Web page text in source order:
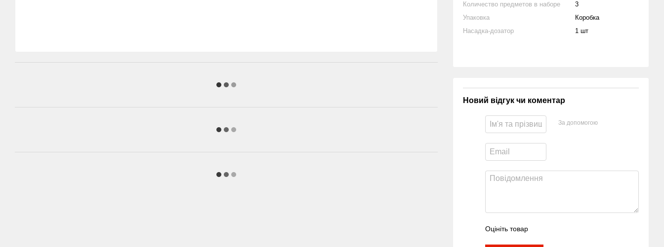
Количество предметов в наборе
3
Упаковка
Коробка
Насадка-дозатор
1 шт
Новий відгук чи коментар
За допомогою
Оцініть товар